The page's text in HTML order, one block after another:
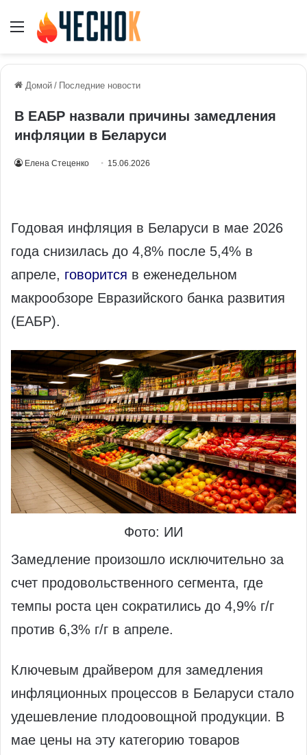
Меню
Домой / Последние новости
В ЕАБР назвали причины замедления
инфляции в Беларуси
Елена Стеценко 15.06.2026
Годовая инфляция в Беларуси в мае 2026
года снизилась до 4,8% после 5,4% в
апреле, говорится в еженедельном
макрообзоре Евразийского банка развития
(ЕАБР).
Фото: ИИ
Замедление произошло исключительно за
счет продовольственного сегмента, где
темпы роста цен сократились до 4,9% г/г
против 6,3% г/г в апреле.
Ключевым драйвером для замедления
инфляционных процессов в Беларуси стало
удешевление плодоовощной продукции. В
мае цены на эту категорию товаров